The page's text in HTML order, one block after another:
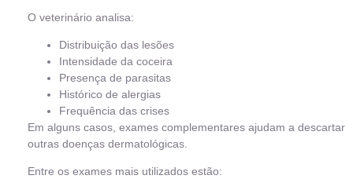
O veterinário analisa:
Distribuição das lesões
Intensidade da coceira
Presença de parasitas
Histórico de alergias
Frequência das crises
Em alguns casos, exames complementares ajudam a descartar
outras doenças dermatológicas.
Entre os exames mais utilizados estão: